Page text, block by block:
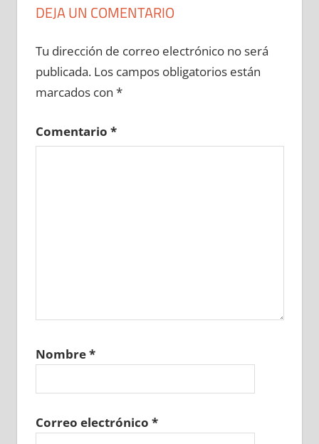
DEJA UN COMENTARIO
Tu dirección de correo electrónico no será
publicada. Los campos obligatorios están
marcados con *
Comentario *
Nombre*
Correo electrónico *